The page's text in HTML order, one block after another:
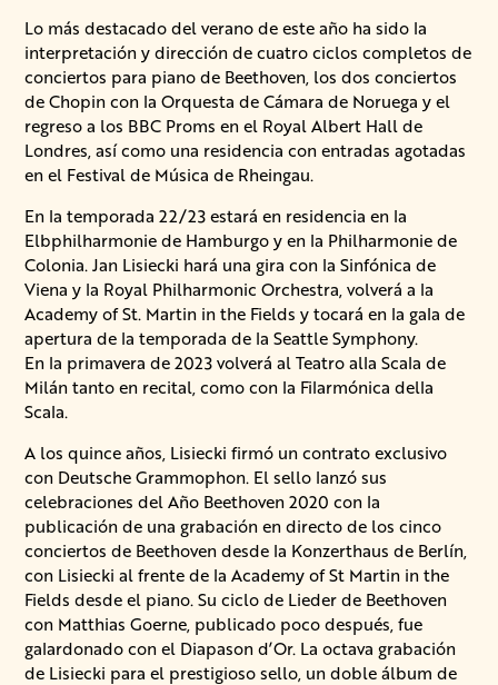
Lo más destacado del verano de este año ha sido la
interpretación y dirección de cuatro ciclos completos de
conciertos para piano de Beethoven, los dos conciertos
de Chopin con la Orquesta de Cámara de Noruega y el
regreso a los BBC Proms en el Royal Albert Hall de
Londres, así como una residencia con entradas agotadas
en el Festival de Música de Rheingau.
En la temporada 22/23 estará en residencia en la
Elbphilharmonie de Hamburgo y en la Philharmonie de
Colonia. Jan Lisiecki hará una gira con la Sinfónica de
Viena y la Royal Philharmonic Orchestra, volverá a la
Academy of St. Martin in the Fields y tocará en la gala de
apertura de la temporada de la Seattle Symphony.
En la primavera de 2023 volverá al Teatro alla Scala de
Milán tanto en recital, como con la Filarmónica della
Scala.
A los quince años, Lisiecki firmó un contrato exclusivo
con Deutsche Grammophon. El sello lanzó sus
celebraciones del Año Beethoven 2020 con la
publicación de una grabación en directo de los cinco
conciertos de Beethoven desde la Konzerthaus de Berlín,
con Lisiecki al frente de la Academy of St Martin in the
Fields desde el piano. Su ciclo de Lieder de Beethoven
con Matthias Goerne, publicado poco después, fue
galardonado con el Diapason d’Or. La octava grabación
de Lisiecki para el prestigioso sello, un doble álbum de